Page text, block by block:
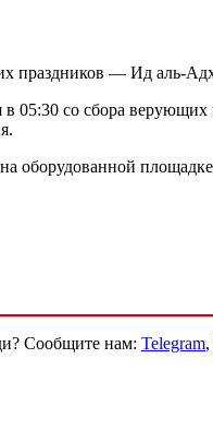
праздников — Ид аль-
05:30 со сбора
оборудованной
Сообщите нам: Telegram,